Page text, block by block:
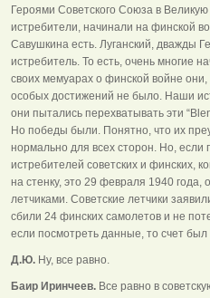
Героями Советского Союза в
истребители, начинали на финской
Савушкина есть. Луганский, дважды
истребитель. То есть, очень многие
своих мемуарах о финской войне
особых достижений не было. Наши
они пытались перехватывать эти
Но победы были. Понятно, что их
нормально для всех сторон. Но, если
истребителей советских и финских,
на стенку, это 29 февраля 1940 года,
летчиками. Советские летчики
сбили 24 финских самолетов и не
если посмотреть данные, то счет был
Д.Ю. Ну, все равно.
Баир Иринчеев. Все равно в